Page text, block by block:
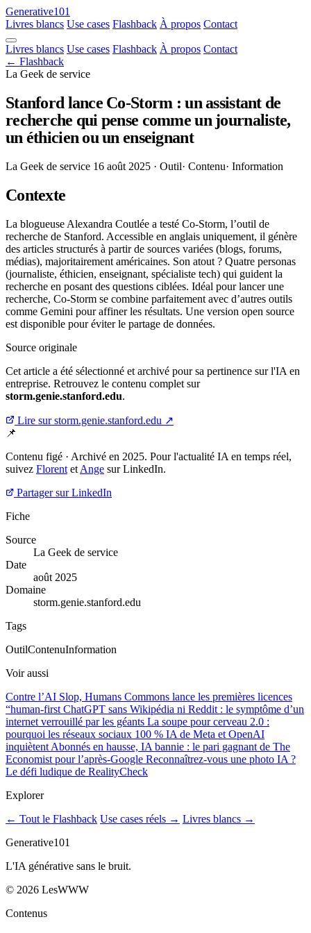
Generative101
Livres blancs Use cases Flashback À propos Contact
Livres blancs Use cases Flashback À propos Contact
← Flashback
La Geek de service
Stanford lance Co-Storm : un assistant de
recherche qui pense comme un journaliste,
un éthicien ou un enseignant
La Geek de service 16 août 2025 · Outil· Contenu· Information
Contexte
La blogueuse Alexandra Coutlée a testé Co-Storm, l’outil de
recherche de Stanford. Accessible en anglais uniquement, il génère
des articles structurés à partir de sources variées (blogs, forums,
médias), majoritairement américaines. Son atout ? Quatre personas
(journaliste, éthicien, enseignant, spécialiste tech) qui guident la
recherche en posant des questions ciblées. Idéal pour lancer une
recherche, Co-Storm se combine parfaitement avec d’autres outils
comme Gemini pour affiner les résultats. Une version open source
est disponible pour éviter le partage de données.
Source originale
Cet article a été sélectionné et archivé pour sa pertinence sur l'IA en
entreprise. Retrouvez le contenu complet sur
storm.genie.stanford.edu.
Lire sur storm.genie.stanford.edu ↗
📌
Contenu figé · Archivé en 2025. Pour l'actualité IA en temps réel,
suivez Florent et Ange sur LinkedIn.
Partager sur LinkedIn
Fiche
Source
La Geek de service
Date
août 2025
Domaine
storm.genie.stanford.edu
Tags
OutilContenuInformation
Voir aussi
Contre l’AI Slop, Humans Commons lance les premières licences
“human-first ChatGPT sans Wikipédia ni Reddit : le symptôme d’un
internet verrouillé par les géants La soupe pour cerveau 2.0 :
pourquoi les réseaux sociaux 100 % IA de Meta et OpenAI
inquiètent Abonnés en hausse, IA bannie : le pari gagnant de The
Economist pour l’après-Google Reconnaîtrez-vous une photo IA ?
Le défi ludique de RealityCheck
Explorer
← Tout le Flashback Use cases réels → Livres blancs →
Generative101
L'IA générative sans le bruit.
© 2026 LesWWW
Contenus